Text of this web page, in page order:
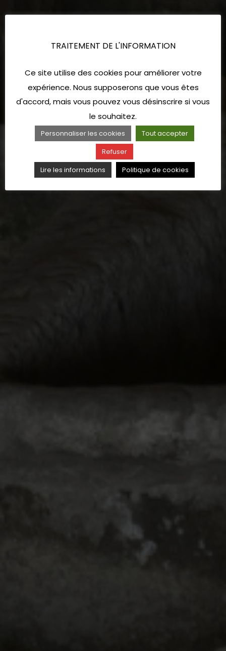
TRAITEMENT DE L'INFORMATION
Ce site utilise des cookies pour améliorer votre
expérience. Nous supposerons que vous êtes
d'accord, mais vous pouvez vous désinscrire si vous
le souhaitez.
Personnaliser les cookies
Tout accepter
Refuser
Lire les informations
Politique de cookies